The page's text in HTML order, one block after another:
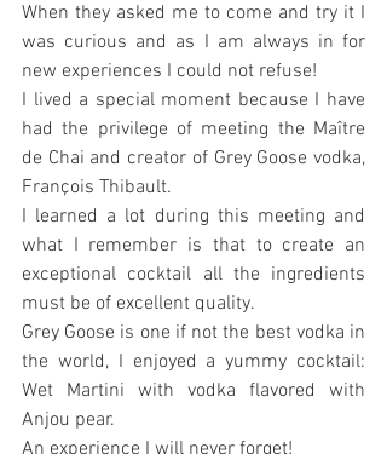
When they asked me to come and try it I
was curious and as I am always in for
new experiences I could not refuse!
I lived a special moment because I have
had the privilege of meeting the Maître
de Chai and creator of Grey Goose vodka,
François Thibault.
I learned a lot during this meeting and
what I remember is that to create an
exceptional cocktail all the ingredients
must be of excellent quality.
Grey Goose is one if not the best vodka in
the world, I enjoyed a yummy cocktail:
Wet Martini with vodka flavored with
Anjou pear.